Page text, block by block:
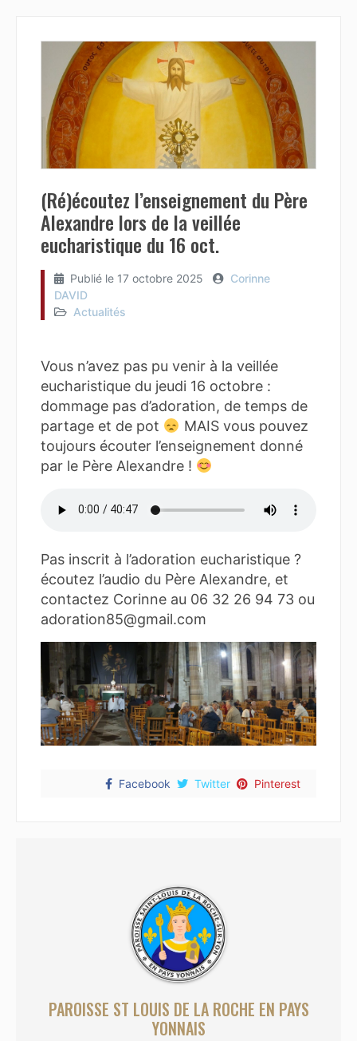
PAROISSE ST LOUIS DE LA ROCHE EN PAYS
YONNAIS
(Ré)écoutez l’enseignement du Père
Alexandre lors de la veillée
eucharistique du 16 oct.
Publié le 17 octobre 2025
Corinne
DAVID
Actualités
Vous n’avez pas pu venir à la veillée
eucharistique du jeudi 16 octobre :
dommage pas d’adoration, de temps de
partage et de pot
MAIS vous pouvez
toujours écouter l’enseignement donné
par le Père Alexandre !
Pas inscrit à l’adoration eucharistique ?
écoutez l’audio du Père Alexandre, et
contactez Corinne au 06 32 26 94 73 ou
adoration85@gmail.com
Facebook Twitter Pinterest